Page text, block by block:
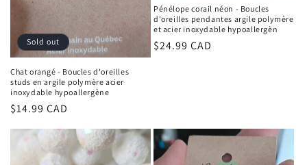
Sold out
Chat orangé - Boucles d'oreilles
studs en argile polymère acier
inoxydable hypoallergène
Regular
$14.99 CAD
Pénélope corail néon - Boucles
d'oreilles pendantes argile polymère
et acier inoxydable hypoallergèn
Regular
$24.99 CAD